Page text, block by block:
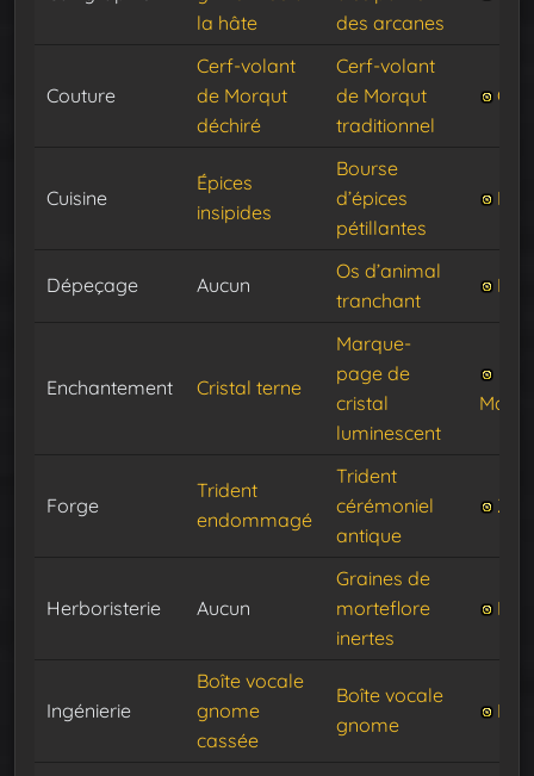
la hâte
des arcanes
Couture
Cerf-volant
de Morqut
déchiré
Cerf-volant
de Morqut
traditionnel
Cuisine
Épices
insipides
Bourse
d’épices
pétillantes
Dépeçage Aucun
Os d’animal
tranchant
Enchantement Cristal terne
Marque-
page de
cristal
luminescent
Forge
Trident
endommagé
Trident
cérémoniel
antique
Herboristerie Aucun
Graines de
morteflore
inertes
Ingénierie
Boîte vocale
gnome
cassée
Boîte vocale
gnome